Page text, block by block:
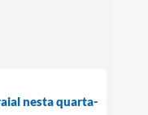
nesta quarta-